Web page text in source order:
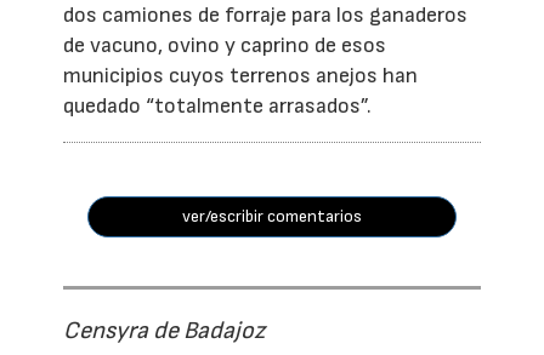
dos camiones de forraje para los ganaderos
de vacuno, ovino y caprino de esos
municipios cuyos terrenos anejos han
quedado “totalmente arrasados”.
ver/escribir comentarios
Censyra de Badajoz